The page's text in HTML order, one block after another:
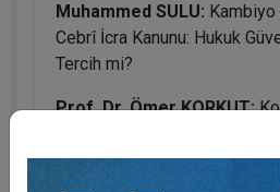
Muhammed SULU:
Cebrî İcra Kanunu: Hukuk
Tercih mi?
Prof. Dr. Ömer KORKUT: